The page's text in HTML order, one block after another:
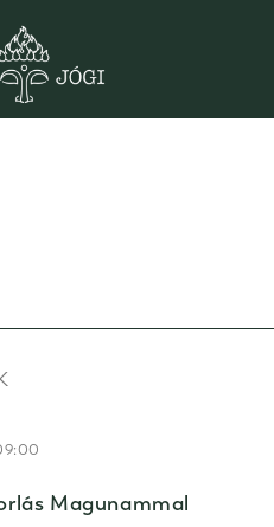
Magunammal